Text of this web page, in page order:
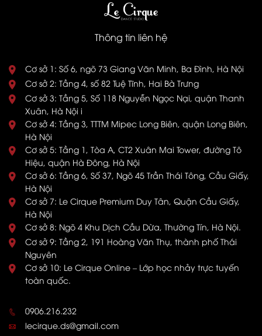
Thông tin liên hệ
Cơ sở 1: Số 6, ngõ 73 Giang Văn Minh, Ba Đình, Hà Nội
Cơ sở 2: Tầng 4, số 82 Tuệ Tĩnh, Hai Bà Trưng
Cơ sở 3: Tầng 5, Số 118 Nguyễn Ngọc Nại, quận Thanh
Xuân, Hà Nội i
Cơ sở 4: Tầng 3, TTTM Mipec Long Biên, quận Long Biên,
Hà Nội
Cơ sở 5: Tầng 1, Tòa A, CT2 Xuân Mai Tower, đường Tô
Hiệu, quận Hà Đông, Hà Nội
Cơ sở 6: Tầng 6, Số 37, Ngõ 45 Trần Thái Tông, Cầu Giấy,
Hà Nội
Cơ sở 7: Le Cirque Premium Duy Tân, Quận Cầu Giấy,
Hà Nội
Cơ sở 8: Ngõ 4 Khu Dịch Cầu Dừa, Thường Tín, Hà Nội.
Cơ sở 9: Tầng 2, 191 Hoàng Văn Thụ, thành phố Thái
Nguyên
Cơ sở 10: Le Cirque Online – Lớp học nhảy trực tuyến
toàn quốc.
0906.216.232
lecirque.ds@gmail.com